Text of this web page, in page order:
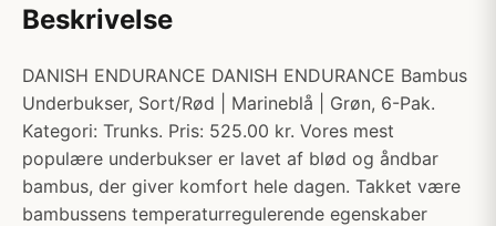
Beskrivelse
DANISH ENDURANCE DANISH ENDURANCE Bambus
Underbukser, Sort/Rød | Marineblå | Grøn, 6-Pak.
Kategori: Trunks. Pris: 525.00 kr. Vores mest
populære underbukser er lavet af blød og åndbar
bambus, der giver komfort hele dagen. Takket være
bambussens temperaturregulerende egenskaber